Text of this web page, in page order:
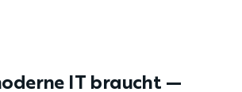
IT braucht —